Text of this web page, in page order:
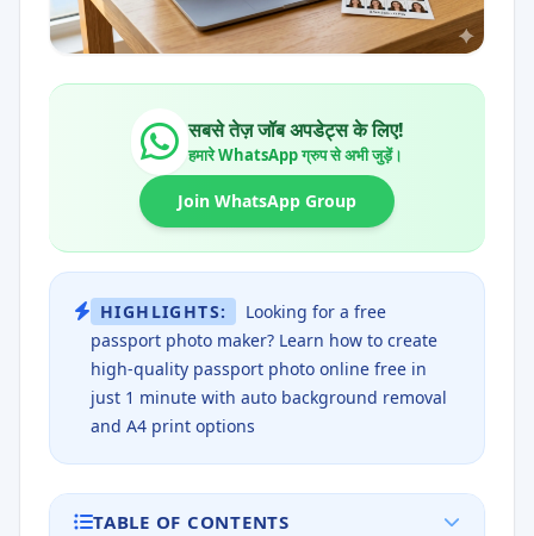
सबसे तेज़ जॉब अपडेट्स के लिए!
हमारे WhatsApp ग्रुप से अभी जुड़ें।
Join WhatsApp Group
HIGHLIGHTS:
Looking for a free
passport photo maker? Learn how to create
high-quality passport photo online free in
just 1 minute with auto background removal
and A4 print options
TABLE OF CONTENTS